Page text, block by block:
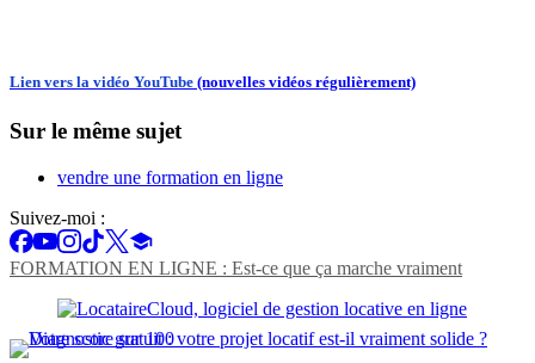
Lien vers la vidéo YouTube (nouvelles vidéos régulièrement)
Sur le même sujet
vendre une formation en ligne
Suivez-moi :
FORMATION EN LIGNE : Est-ce que ça marche vraiment